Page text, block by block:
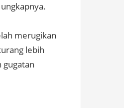
merugikan
lebih
gugatan